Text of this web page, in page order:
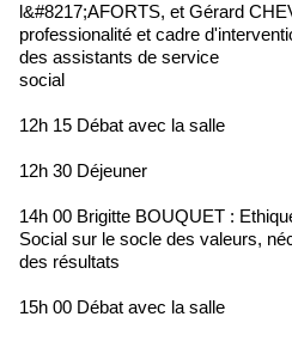
l&#8217;AFORTS, et Gérard
professionalité et cadre
des assistants de service
social
12h 15 Débat avec la salle
12h 30 Déjeuner
14h 00 Brigitte BOUQUET :
Social sur le socle des valeurs,
des résultats
15h 00 Débat avec la salle